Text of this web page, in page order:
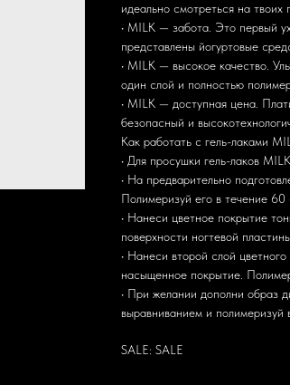
идеально смотреться на твоих
• MILK — забота. Это первый
представлены йогуртовые
• MILK — высокое качество.
один слой и полностью
• MILK — доступная цена.
безопасный и
Как работать с гель-лаками
• Для просушки гель-лаков
• На предварительно
Полимеризуй его в течение 60
• Нанеси цветное покрытие
поверхности ногтевой
• Нанеси второй слой
насыщенное покрытие.
• При желании дополни образ
выравниванием и полимеризуй
SALE: SALE